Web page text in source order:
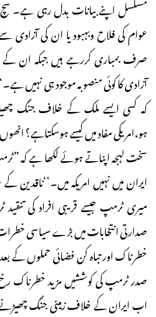
مسلسل اپنے بیانات بدل رہی ہے۔ سچ
عوام کی فلاح وبہبود یا ان کی آزادی
صرف بمباری کررہے ہیں جبکہ ان کے
آزادی کا کوئی منصوبہ موجود ہی نہیں
کہ کسی ایسے ملک کے خلاف جنگ
ہو،امریکی مفاد میں کیسے ہوسکتاہے؟
سخت لہجہ اپناتے ہوئے لکھا ہے کہ
ایران میں نہیں امریکہ میں۔‘‘ناقدین
میری ٹرمپ جیسے قریبی افراد کی
صدارتی انتخابات میں بڑے سیاسی
خطرناک اور تباہ کن فضائی حملوں کے
صدر ٹرمپ کی کوششیں مزید خطرناک
اب ایران کے خلاف زمینی جنگ